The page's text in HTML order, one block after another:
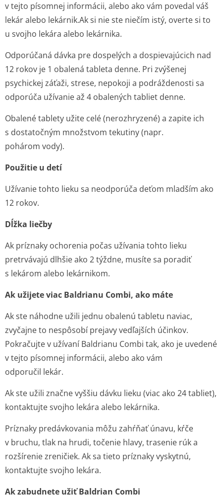
v tejto písomnej informácii, alebo ako vám povedal váš
lekár alebo lekárnik.Ak si nie ste niečím istý, overte si to
u svojho lekára alebo lekárnika.
Odporúčaná dávka pre dospelých a dospievajúcich nad
12 rokov je 1 obalená tableta denne. Pri zvýšenej
psychickej záťaži, strese, nepokoji a podráždenosti sa
odporúča užívanie až 4 obalených tabliet denne.
Obalené tablety užite celé (nerozhryzené) a zapite ich
s dostatočným množstvom tekutiny (napr.
pohárom vody).
Použitie u detí
Užívanie tohto lieku sa neodporúča deťom mladším ako
12 rokov.
Dĺžka liečby
Ak príznaky ochorenia počas užívania tohto lieku
pretrvávajú dlhšie ako 2 týždne, musíte sa poradiť
s lekárom alebo lekárnikom.
Ak užijete viac Baldrianu Combi, ako máte
Ak ste náhodne užili jednu obalenú tabletu naviac,
zvyčajne to nespôsobí prejavy vedľajších účinkov.
Pokračujte v užívaní Baldrianu Combi tak, ako je uvedené
v tejto písomnej informácii, alebo ako vám
odporučil lekár.
Ak ste užili značne vyššiu dávku lieku (viac ako 24 tabliet),
kontaktujte svojho lekára alebo lekárnika.
Príznaky predávkovania môžu zahŕňať únavu, kŕče
v bruchu, tlak na hrudi, točenie hlavy, trasenie rúk a
rozšírenie zreničiek. Ak sa tieto príznaky vyskytnú,
kontaktujte svojho lekára.
Ak zabudnete užiť Baldrian Combi